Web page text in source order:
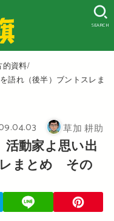
SEARCH
的資料
語れ（後半）ブントスレま
草加 耕助
活動家よ思い出
レまとめ その